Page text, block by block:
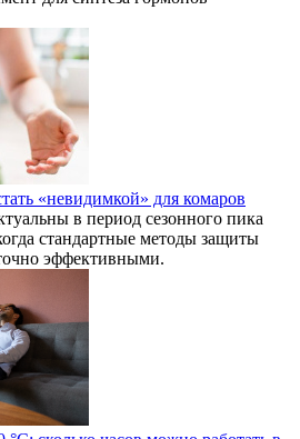
«невидимкой» для комаров
в период сезонного пика
стандартные методы защиты
эффективными.